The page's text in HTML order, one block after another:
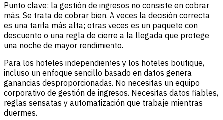
Punto clave: la gestión de ingresos no consiste en cobrar
más. Se trata de cobrar bien. A veces la decisión correcta
es una tarifa más alta; otras veces es un paquete con
descuento o una regla de cierre a la llegada que protege
una noche de mayor rendimiento.
Para los hoteles independientes y los hoteles boutique,
incluso un enfoque sencillo basado en datos genera
ganancias desproporcionadas. No necesitas un equipo
corporativo de gestión de ingresos. Necesitas datos fiables,
reglas sensatas y automatización que trabaje mientras
duermes.